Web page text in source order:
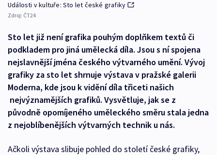
Události v kultuře: Sto let české grafiky
Zdroj: ČT24
Sto let již není grafika pouhým doplňkem textů či
podkladem pro jiná umělecká díla. Jsou s ní spojena
nejslavnější jména českého výtvarného umění. Vývoj
grafiky za sto let shrnuje výstava v pražské galerii
Moderna, kde jsou k vidění díla třiceti našich
nejvýznamějších grafiků. Vysvětluje, jak se z
původně opomíjeného uměleckého směru stala jedna
z nejoblíbenějších výtvarných technik u nás.
Ačkoli výstava slibuje pohled do století české grafiky,